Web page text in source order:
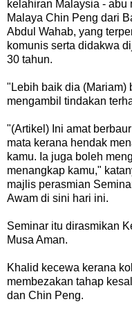
kelahiran Malaysia -
Malaya Chin Peng dari
Abdul Wahab, yang
komunis serta didakwa
30 tahun.
"Lebih baik dia (Mariam)
mengambil tindakan
"(Artikel) Ini amat
mata kerana hendak
kamu. Ia juga boleh
menangkap kamu,"
majlis perasmian
Awam di sini hari ini.
Seminar itu dirasmikan
Musa Aman.
Khalid kecewa kerana
membezakan tahap
dan Chin Peng.